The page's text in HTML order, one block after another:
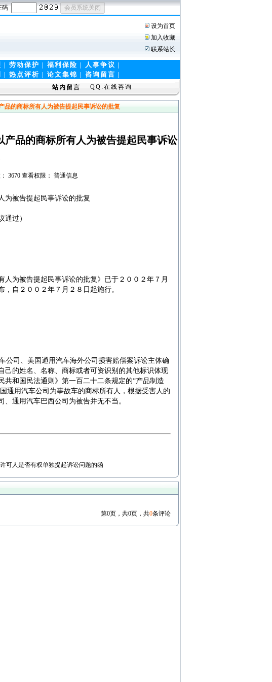
码
设为首页
加入收藏
联系站长
| 劳动保护 | 福利保险 | 人事争议 |
| 热点评析 | 论文集锦 | 咨询留言 |
站内留言 QQ:在线咨询
的商标所有人为被告提起民事诉讼的批复
品的商标所有人为被告提起民事诉讼
3670 查看权限： 普通信息
为被告提起民事诉讼的批复
通过）
人为被告提起民事诉讼的批复》已于２００２年７月
自２００２年７月２８日起施行。
车公司、美国通用汽车海外公司损害赔偿案诉讼主体确
己的姓名、名称、商标或者可资识别的其他标识体现
和国民法通则》第一百二十二条规定的“产品制造
通用汽车公司为事故车的商标所有人，根据受害人的
通用汽车巴西公司为被告并无不当。
可人是否有权单独提起诉讼问题的函
第0页，共0页，共0条评论